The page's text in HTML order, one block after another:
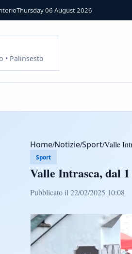
Thursday 06 August 2026
• Palinsesto
Home/Notizie/Sport/Valle
Sport
Valle Intrasca, dal
Pubblicato il 22/02/2025 10:08